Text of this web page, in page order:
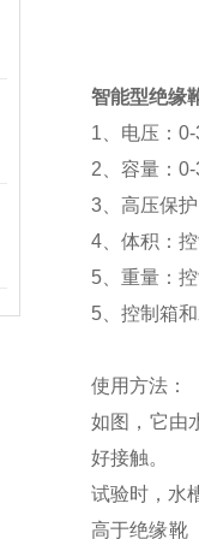
智能型绝缘
1、电压：
2、容量：
3、高压保
4、体积：
5、重量：
5、控制箱
使用方法：
如图，它由
好接触。
试验时，水
高于绝缘靴